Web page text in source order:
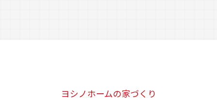
ヨシノホームの家づくり